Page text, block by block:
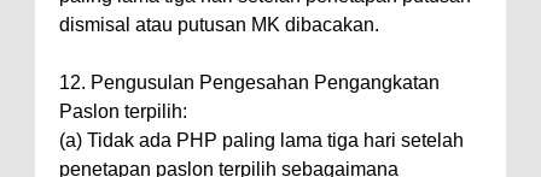
dismisal atau putusan MK dibacakan.
12. Pengusulan Pengesahan Pengangkatan
Paslon terpilih:
(a) Tidak ada PHP paling lama tiga hari setelah
penetapan paslon terpilih sebagaimana